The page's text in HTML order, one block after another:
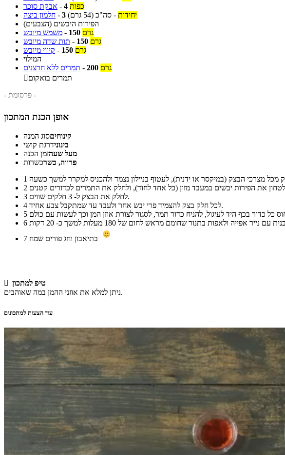
אבקת סוכר - 4 כפות
חלמון ביצה - 3 יחידות - סה"כ (54 גרם)
הפירות היבשים (הצבעים)
משמש מיובש - 150 גרם
תות שדה מיובש - 150 גרם
קיווי מיובש - 150 גרם
המילוי
תמרים ללא חרצנים - 200 גרם
תמרים בואקום
- פרסומת -
אופן הכנת המתכון
קינוחיםסוג המנה
בינונידרגת קושי
מעל שעהזמן הכנה
פרווה, כשרכשרות
1
2
3
לחלק את הבצק ל- 3 חלקים שווים.
4
לכל חלק בצק להצמיד פרי יבש אחר ולעבד עד שמתקבל צבע אחיד.
5
6
7
 טיפ למתכון
ניתן למלא את אוזני ההמן במה שאוהבים.
עוד הצעות למתכונים